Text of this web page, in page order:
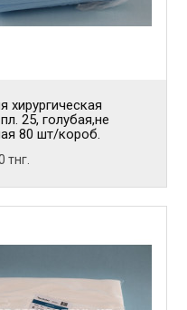
хирургическая
25, голубая,не
80 шт/короб.
тнг.